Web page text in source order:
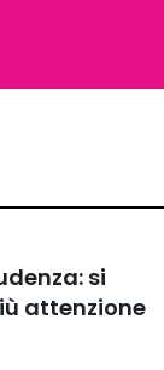
si
attenzione